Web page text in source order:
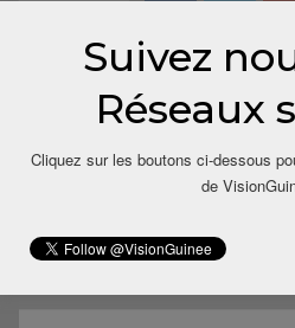
Suivez
Réseaux
Cliquez sur les boutons ci-dessous
de